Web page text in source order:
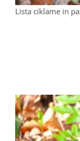
Lista ciklame in